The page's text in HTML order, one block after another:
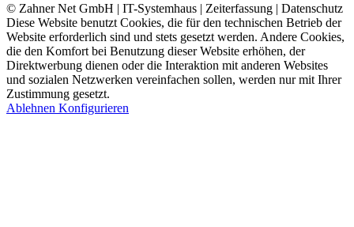
© Zahner Net GmbH | IT-Systemhaus | Zeiterfassung | Datenschutz
Diese Website benutzt Cookies, die für den technischen Betrieb der
Website erforderlich sind und stets gesetzt werden. Andere Cookies,
die den Komfort bei Benutzung dieser Website erhöhen, der
Direktwerbung dienen oder die Interaktion mit anderen Websites
und sozialen Netzwerken vereinfachen sollen, werden nur mit Ihrer
Zustimmung gesetzt.
Ablehnen Konfigurieren